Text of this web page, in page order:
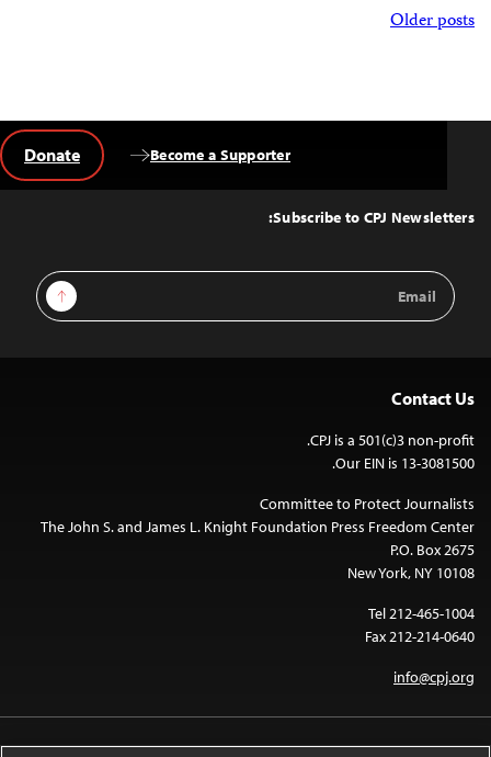
Posts
Older posts
Top
Subscribe to CPJ Newsletters:
Email
Address
Sign Up
Become a Supporter
Donate
Contact Us
CPJ is a 501(c)3 non-profit.
Our EIN is 13-3081500.
Committee to Protect Journalists
The John S. and James L. Knight Foundation Press Freedom Center
P.O. Box 2675
New York, NY 10108
Tel 212-465-1004
Fax 212-214-0640
info@cpj.org